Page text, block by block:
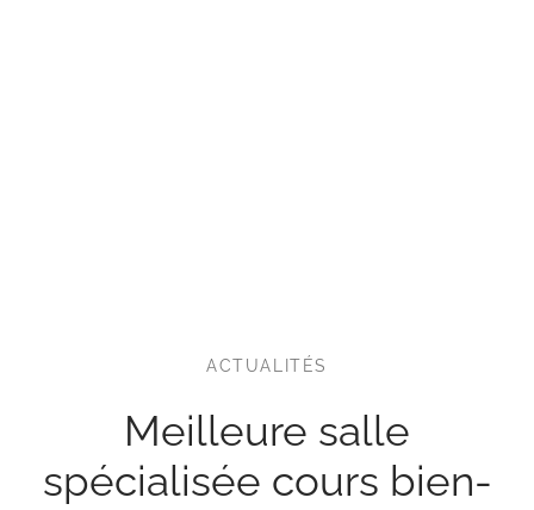
ACTUALITÉS
Meilleure salle
spécialisée cours bien-